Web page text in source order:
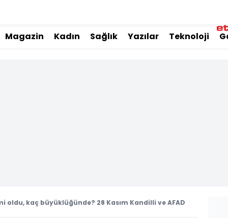
Magazin Kadın Sağlık Yazılar Teknoloji
oldu, kaç büyüklüğünde? 28 Kasım Kandilli ve AFAD